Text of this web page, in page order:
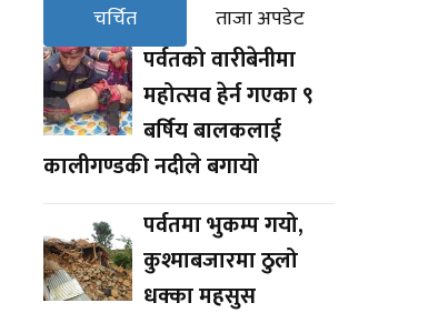
चर्चित ताजा अपडेट
पर्वतको वारीबेनीमा
महोत्सव हेर्न गएका ९
बर्षिय बालकलाई
कालीगण्डकी नदीले बगायो
पर्वतमा भुकम्प गयो,
कुश्माबजारमा ठुलो
धक्का महसुस